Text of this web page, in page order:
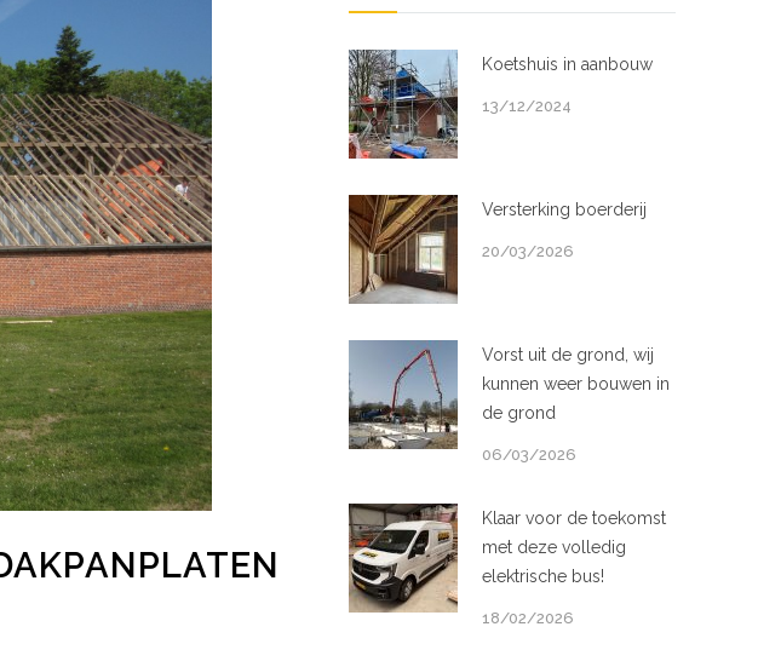
Koetshuis in aanbouw
13/12/2024
Versterking boerderij
20/03/2026
Vorst uit de grond, wij
kunnen weer bouwen in
de grond
06/03/2026
Klaar voor de toekomst
met deze volledig
elektrische bus!
18/02/2026